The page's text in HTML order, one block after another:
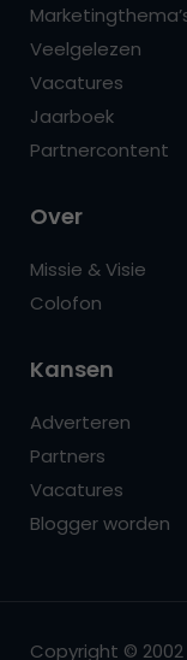
Veelgelezen
Vacatures
Jaarboek
Partnercontent
Over
Missie & Visie
Colofon
Kansen
Adverteren
Partners
Vacatures
Blogger worden
Copyright ©